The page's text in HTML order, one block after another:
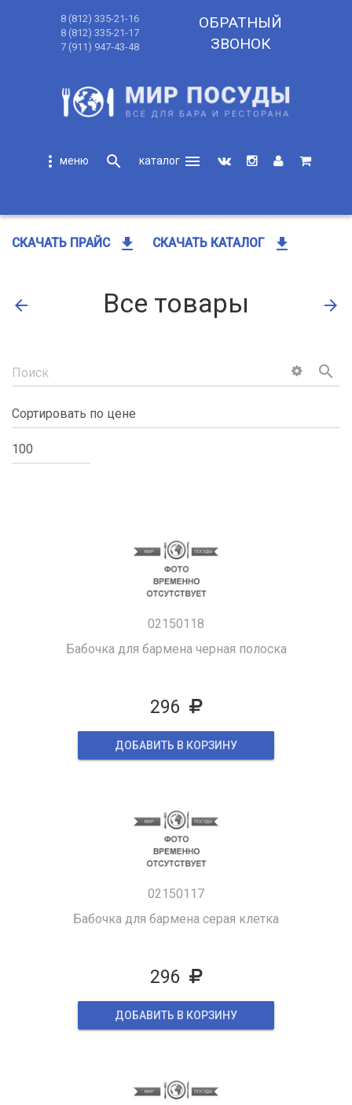
8 (812) 335-21-16
8 (812) 335-21-17
7 (911) 947-43-48
ОБРАТНЫЙ
ЗВОНОК
more_vert search
menu
СКАЧАТЬ ПРАЙС get_app СКАЧАТЬ КАТАЛОГ get_app
arrow_back Все товары arrow_forward
search
02150118
Бабочка для бармена черная полоска
296
ДОБАВИТЬ В КОРЗИНУ
02150117
Бабочка для бармена серая клетка
296
ДОБАВИТЬ В КОРЗИНУ